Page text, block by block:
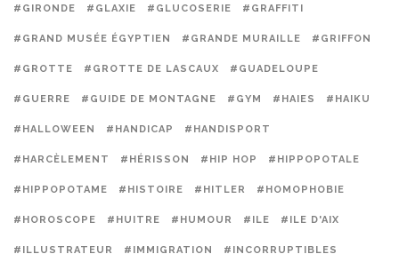
#GIRONDE #GLAXIE #GLUCOSERIE #GRAFFITI
#GRAND MUSÉE ÉGYPTIEN #GRANDE MURAILLE #GRIFFON
#GROTTE #GROTTE DE LASCAUX #GUADELOUPE
#GUERRE #GUIDE DE MONTAGNE #GYM #HAIES #HAIKU
#HALLOWEEN #HANDICAP #HANDISPORT
#HARCÈLEMENT #HÉRISSON #HIP HOP #HIPPOPOTALE
#HIPPOPOTAME #HISTOIRE #HITLER #HOMOPHOBIE
#HOROSCOPE #HUITRE #HUMOUR #ILE #ILE D'AIX
#ILLUSTRATEUR #IMMIGRATION #INCORRUPTIBLES